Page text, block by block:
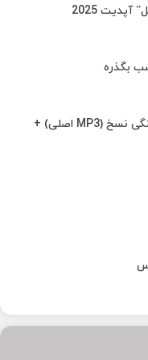
بگذره
دانلود آهنگ مسعود جلیلیان و رامین تجنگی نسخ (MP3 اصلی) +